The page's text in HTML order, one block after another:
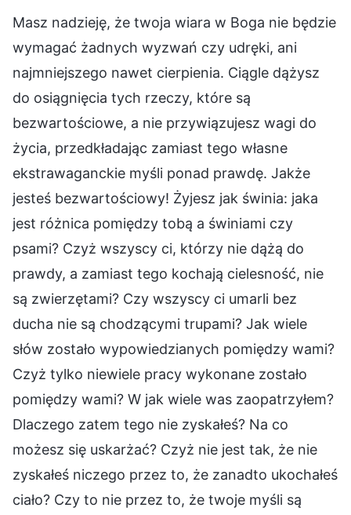
Masz nadzieję, że twoja wiara w Boga nie będzie
wymagać żadnych wyzwań czy udręki, ani
najmniejszego nawet cierpienia. Ciągle dążysz
do osiągnięcia tych rzeczy, które są
bezwartościowe, a nie przywiązujesz wagi do
życia, przedkładając zamiast tego własne
ekstrawaganckie myśli ponad prawdę. Jakże
jesteś bezwartościowy! Żyjesz jak świnia: jaka
jest różnica pomiędzy tobą a świniami czy
psami? Czyż wszyscy ci, którzy nie dążą do
prawdy, a zamiast tego kochają cielesność, nie
są zwierzętami? Czy wszyscy ci umarli bez
ducha nie są chodzącymi trupami? Jak wiele
słów zostało wypowiedzianych pomiędzy wami?
Czyż tylko niewiele pracy wykonane zostało
pomiędzy wami? W jak wiele was zaopatrzyłem?
Dlaczego zatem tego nie zyskałeś? Na co
możesz się uskarżać? Czyż nie jest tak, że nie
zyskałeś niczego przez to, że zanadto ukochałeś
ciało? Czy to nie przez to, że twoje myśli są